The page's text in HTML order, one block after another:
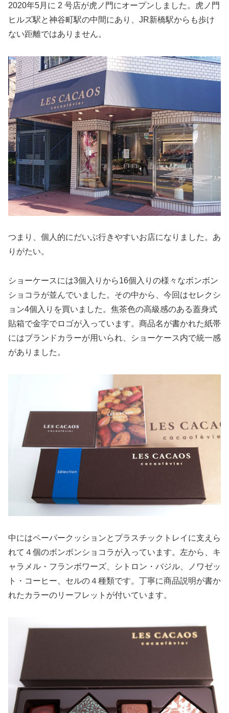
2020年5月に 2 号店が虎ノ門にオープンしました。虎ノ門
ヒルズ駅と神谷町駅の中間にあり、JR新橋駅からも歩け
ない距離ではありません。
つまり、個人的にだいぶ行きやすいお店になりました。あ
りがたい。
ショーケースには3個入りから16個入りの様々なボンボン
ショコラが並んでいました。その中から、今回はセレクシ
ョン4個入りを買いました。焦茶色の高級感のある蓋身式
貼箱で金字でロゴが入っています。商品名が書かれた紙帯
にはブランドカラーが用いられ、ショーケース内で統一感
がありました。
中にはペーパークッションとプラスチックトレイに支えら
れて４個のボンボンショコラが入っています。左から、キ
ャラメル・フランボワーズ、シトロン・バジル、ノワゼッ
ト・コーヒー、セルの４種類です。丁寧に商品説明が書か
れたカラーのリーフレットが付いています。